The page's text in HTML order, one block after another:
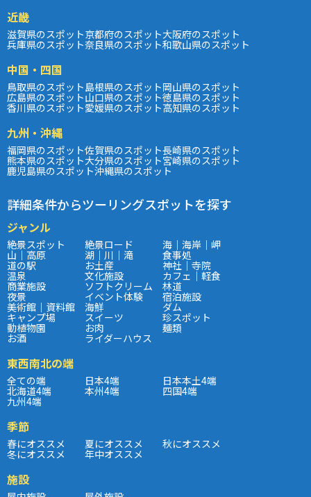
近畿
滋賀県のスポット京都府のスポット大阪府のスポット
兵庫県のスポット奈良県のスポット和歌山県のスポット
中国・四国
鳥取県のスポット島根県のスポット岡山県のスポット
広島県のスポット山口県のスポット徳島県のスポット
香川県のスポット愛媛県のスポット高知県のスポット
九州・沖縄
福岡県のスポット佐賀県のスポット長崎県のスポット
熊本県のスポット大分県のスポット宮崎県のスポット
鹿児島県のスポット沖縄県のスポット
詳細条件からツーリングスポットを探す
ジャンル
絶景スポット 絶景ロード 海｜海岸｜岬
山｜高原 湖｜川｜滝 食事処
道の駅 お土産 神社｜寺院
温泉 文化施設 カフェ｜軽食
商業施設 ソフトクリーム 林道
夜景 イベント体験 宿泊施設
美術館｜資料館 海鮮 ダム
キャンプ場 スイーツ 珍スポット
動植物園 お肉 麺類
お酒 ライダーハウス
東西南北の端
全ての端 日本4端 日本本土4端
北海道4端 本州4端 四国4端
九州4端
季節
春にオススメ 夏にオススメ 秋にオススメ
冬にオススメ 年中オススメ
施設